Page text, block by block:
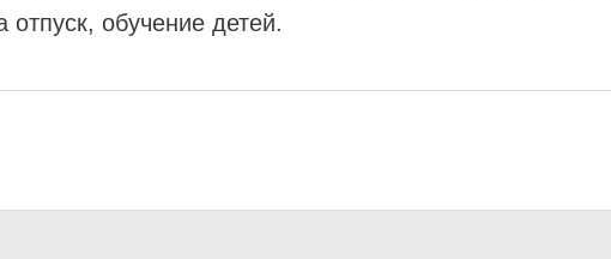
отпуск, обучение детей.